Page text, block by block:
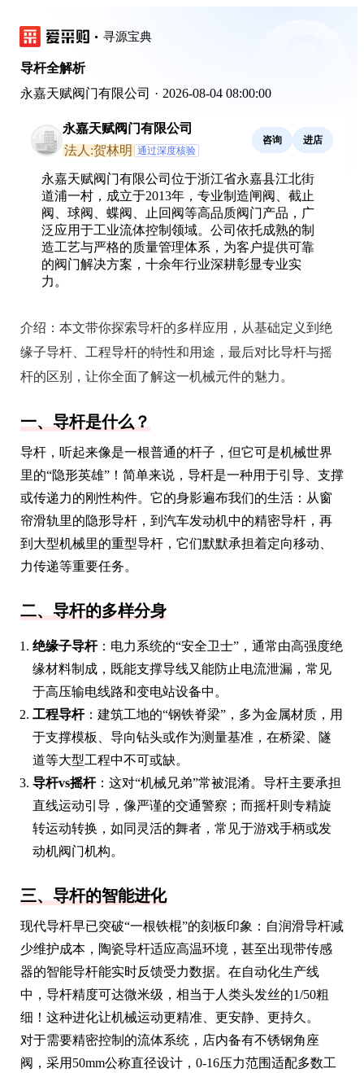
寻源宝典
导杆全解析
永嘉天赋阀门有限公司 · 2026-08-04 08:00:00
永嘉天赋阀门有限公司
法人:贺林明 通过深度核验
咨询 进店
永嘉天赋阀门有限公司位于浙江省永嘉县江北街
道浦一村，成立于2013年，专业制造闸阀、截止
阀、球阀、蝶阀、止回阀等高品质阀门产品，广
泛应用于工业流体控制领域。公司依托成熟的制
造工艺与严格的质量管理体系，为客户提供可靠
的阀门解决方案，十余年行业深耕彰显专业实
力。
介绍： 本文带你探索导杆的多样应用，从基础定义到绝
缘子导杆、工程导杆的特性和用途，最后对比导杆与摇
杆的区别，让你全面了解这一机械元件的魅力。
一、导杆是什么？
导杆，听起来像是一根普通的杆子，但它可是机械世界
里的“隐形英雄”！简单来说，导杆是一种用于引导、支撑
或传递力的刚性构件。它的身影遍布我们的生活：从窗
帘滑轨里的隐形导杆，到汽车发动机中的精密导杆，再
到大型机械里的重型导杆，它们默默承担着定向移动、
力传递等重要任务。
二、导杆的多样分身
绝缘子导杆：电力系统的“安全卫士”，通常由高强度绝
缘材料制成，既能支撑导线又能防止电流泄漏，常见
于高压输电线路和变电站设备中。
工程导杆：建筑工地的“钢铁脊梁”，多为金属材质，用
于支撑模板、导向钻头或作为测量基准，在桥梁、隧
道等大型工程中不可或缺。
导杆vs摇杆：这对“机械兄弟”常被混淆。导杆主要承担
直线运动引导，像严谨的交通警察；而摇杆则专精旋
转运动转换，如同灵活的舞者，常见于游戏手柄或发
动机阀门机构。
三、导杆的智能进化
现代导杆早已突破“一根铁棍”的刻板印象：自润滑导杆减
少维护成本，陶瓷导杆适应高温环境，甚至出现带传感
器的智能导杆能实时反馈受力数据。在自动化生产线
中，导杆精度可达微米级，相当于人类头发丝的1/50粗
细！这种进化让机械运动更精准、更安静、更持久。
对于需要精密控制的流体系统，店内备有不锈钢角座
阀，采用50mm公称直径设计，0-16压力范围适配多数工